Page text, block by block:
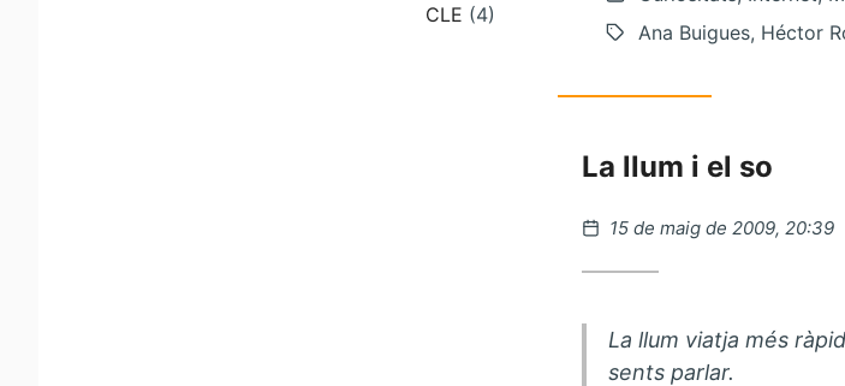
CLE (4)
Ana Buigues, Héctor
La llum i el so
Publicat
15 de maig de 2009, 20:39
La llum viatja més
sents parlar.